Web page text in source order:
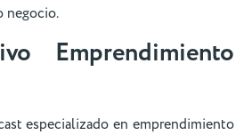
negocio.
Emprendimiento
especializado en emprendimiento